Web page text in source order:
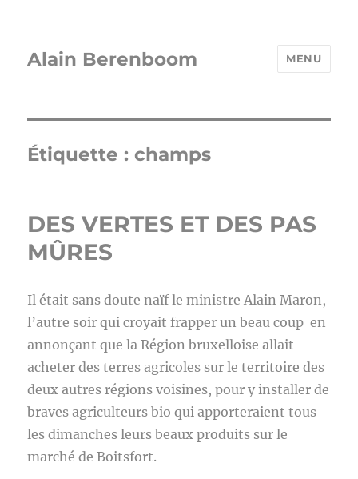
Alain Berenboom MENU
Étiquette :champs
DES VERTES ET DES PAS
MÛRES
Il était sans doute naïf le ministre Alain Maron,
l’autre soir qui croyait frapper un beau coup en
annonçant que la Région bruxelloise allait
acheter des terres agricoles sur le territoire des
deux autres régions voisines, pour y installer de
braves agriculteurs bio qui apporteraient tous
les dimanches leurs beaux produits sur le
marché de Boitsfort.